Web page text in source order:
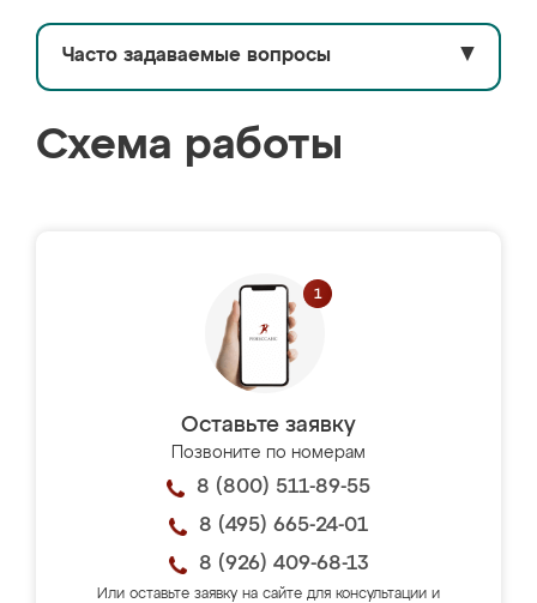
Часто задаваемые вопросы ▼
Схема работы
Оставьте заявку
Позвоните по номерам
8 (800) 511-89-55
8 (495) 665-24-01
8 (926) 409-68-13
Или оставьте заявку на сайте для консультации и